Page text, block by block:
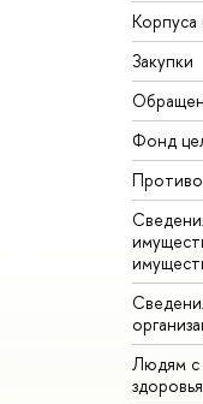
Закупки
Фонд
Людям с
здоровья